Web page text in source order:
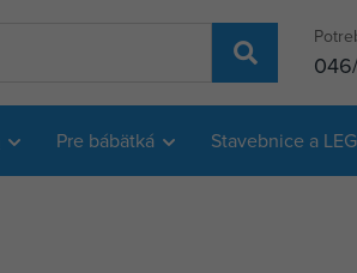
Pre bábätká Stavebnice a